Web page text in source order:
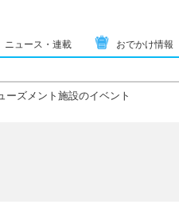
ニュース・連載 おでかけ情報
ーズメント施設のイベント